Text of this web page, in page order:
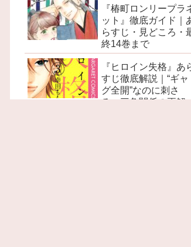
『椿町ロンリープラ
ット』徹底ガイド｜
らすじ・見どころ・
終14巻まで
『ヒロイン失格』あ
すじ徹底解説｜“ギャ
グ全開”なのに刺さ
る、三角関係の正解